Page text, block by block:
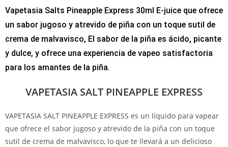
Vapetasia Salts Pineapple Express 30ml E-juice que ofrece
un sabor jugoso y atrevido de piña con un toque sutil de
crema de malvavisco, El sabor de la piña es ácido, picante
y dulce, y ofrece una experiencia de vapeo satisfactoria
para los amantes de la piña.
VAPETASIA SALT PINEAPPLE EXPRESS
VAPETASIA SALT PINEAPPLE EXPRESS es un líquido para vapear
que ofrece el sabor jugoso y atrevido de la piña con un toque
sutil de crema de malvavisco, lo que te llevará a un delicioso